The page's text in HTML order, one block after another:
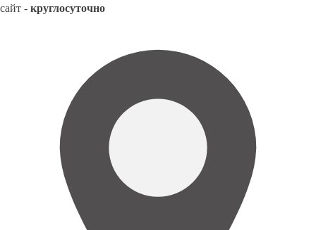
сайт - круглосуточно